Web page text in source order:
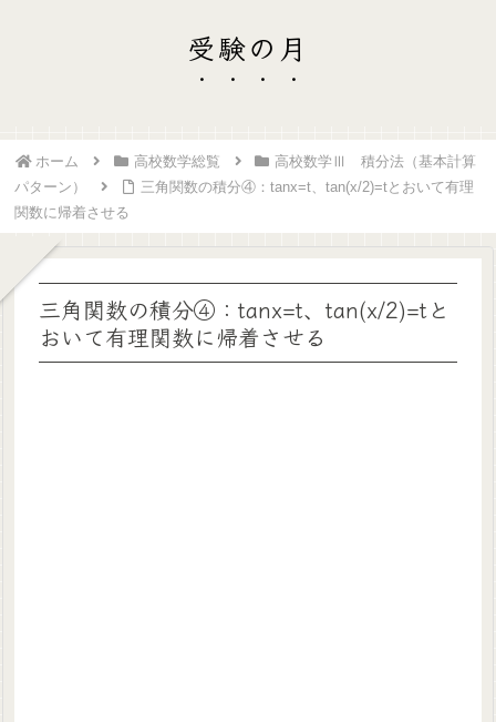
受験の月
ホーム 高校数学総覧
高校数学Ⅲ 積分法（基本計算
パターン）
三角関数の積分④：tanx=t、tan(x/2)=tとおいて有理
関数に帰着させる
三角関数の積分④：tanx=t、tan(x/2)=tと
おいて有理関数に帰着させる